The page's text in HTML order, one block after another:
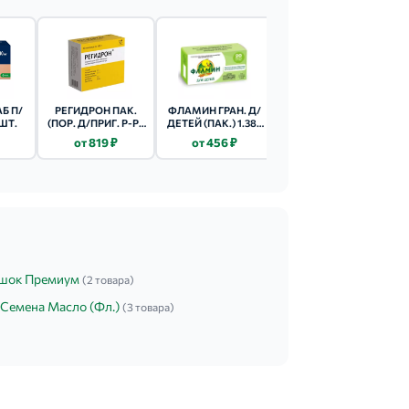
П/
РЕГИДРОН ПАК.
(ПОР. Д/ПРИГ. Р-РА
ВНУТРЬ) 18,9Г №20
от 819 ₽
ФЛАМИН ГРАН. Д/
ДЕТЕЙ (ПАК.) 1.38Г
от 456 ₽
Премиум (2 товара)
Масло (Фл.) (3 товара)